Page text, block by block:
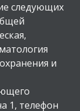
следующих
и
1, телефон